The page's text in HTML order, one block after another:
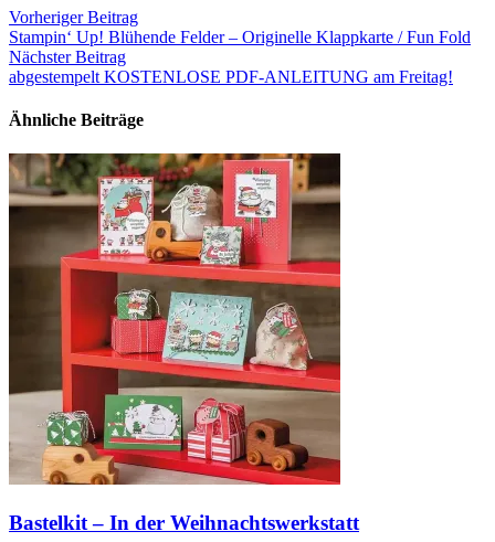
Vorheriger Beitrag
Stampin‘ Up! Blühende Felder – Originelle Klappkarte / Fun Fold
Nächster Beitrag
abgestempelt KOSTENLOSE PDF-ANLEITUNG am Freitag!
Ähnliche Beiträge
Bastelkit – In der Weihnachtswerkstatt